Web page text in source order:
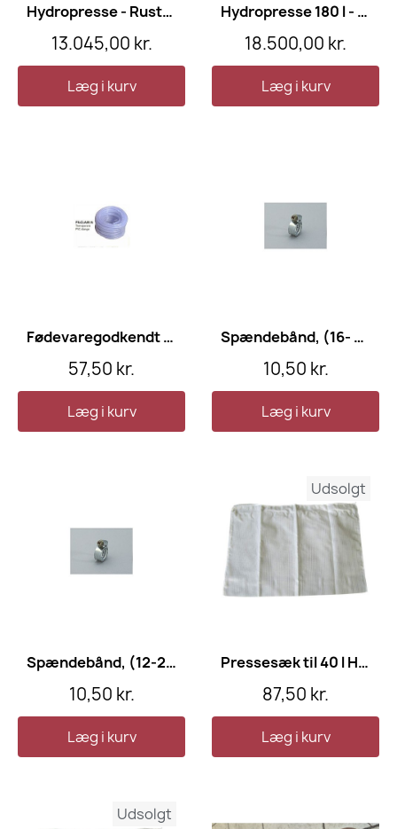
Hydropresse - Rustfri - 90 l - SPEIDEL
13.045,00 kr.
Læg i kurv
Hydropresse 180 l - SPEIDEL
18.500,00 kr.
Læg i kurv
Fødevaregodkendt slange, armeret, 3/4" (19 mm)
57,50 kr.
Læg i kurv
Spændebånd, (16- 32 mm)
10,50 kr.
Læg i kurv
Spændebånd, (12-20)mm)
10,50 kr.
Læg i kurv
Udsolgt
Pressesæk til 40 l Hydropresse
87,50 kr.
Læg i kurv
Udsolgt